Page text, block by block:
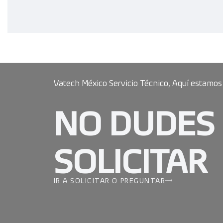
Vatech México Servicio Técnico, Aquí estamos
NO DUDES
SOLICITAR
IR A SOLICITAR O PREGUNTAR